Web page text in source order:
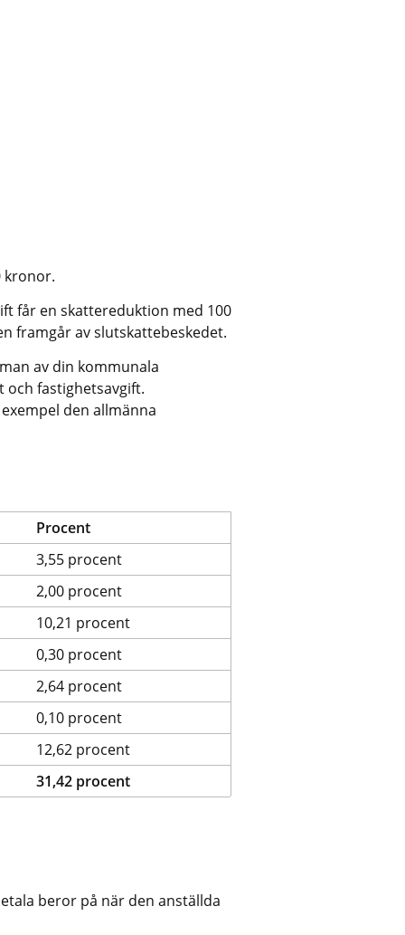
kronor.
får en skattereduktion med 100
framgår av slutskattebeskedet.
av din kommunala
och fastighetsavgift.
den allmänna
Procent
3,55 procent
2,00 procent
10,21 procent
0,30 procent
2,64 procent
0,10 procent
12,62 procent
31,42 procent
beror på när den anställda